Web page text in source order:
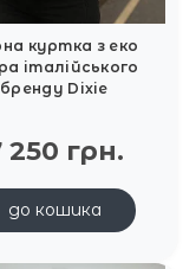
куртка з еко
італійського
бренду Dixie
250 грн.
до кошика